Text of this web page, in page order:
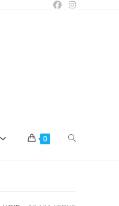
0 Toggle